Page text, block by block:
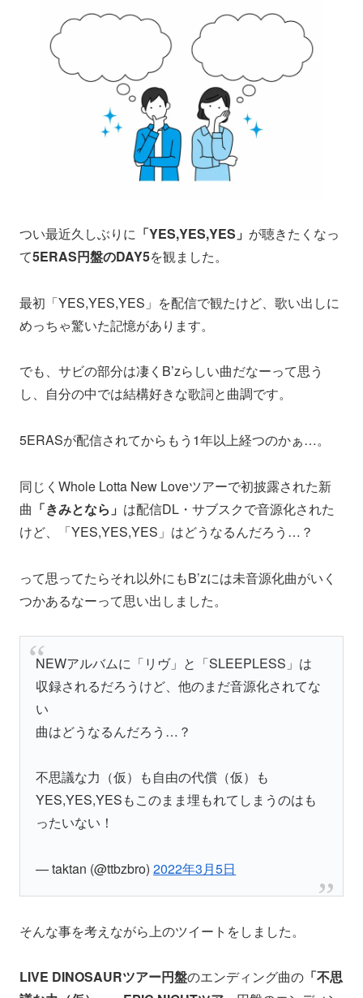
つい最近久しぶりに 「YES,YES,YES」 が聴きたくなっ
て5ERAS円盤のDAY5を観ました。
最初「YES,YES,YES」を配信で観たけど、歌い出しに
めっちゃ驚いた記憶があります。
でも、サビの部分は凄くB’zらしい曲だなーって思う
し、自分の中では結構好きな歌詞と曲調です。
5ERASが配信されてからもう1年以上経つのかぁ…。
同じくWhole Lotta New Loveツアーで初披露された新
曲 「きみとなら」 は配信DL・サブスクで音源化された
けど、「YES,YES,YES」はどうなるんだろう…？
って思ってたらそれ以外にもB’zには未音源化曲がいく
つかあるなーって思い出しました。
NEWアルバムに「リヴ」と「SLEEPLESS」は
収録されるだろうけど、他のまだ音源化されてな
い
曲はどうなるんだろう…？
不思議な力（仮）も自由の代償（仮）も
YES,YES,YESもこのまま埋もれてしまうのはも
ったいない！
— taktan (@ttbzbro)2022年3月5日
そんな事を考えながら上のツイートをしました。
LIVE DINOSAURツアー円盤のエンディング曲の 「不思